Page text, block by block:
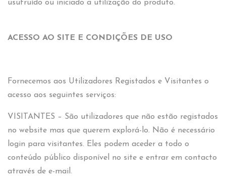
usufruído ou iniciado a utilização do produto.
ACESSO AO SITE E CONDIÇÕES DE USO
Fornecemos aos Utilizadores Registados e Visitantes o
acesso aos seguintes serviços:
VISITANTES – São utilizadores que não estão registados
no website mas que querem explorá-lo. Não é necessário
login para visitantes. Eles podem aceder a todo o
conteúdo público disponível no site e entrar em contacto
através de e-mail.